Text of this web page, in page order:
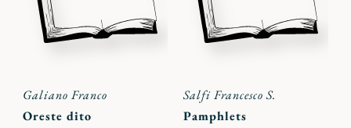
Galiano Franco
Oreste dito
Salfi Francesco S.
Pamphlets